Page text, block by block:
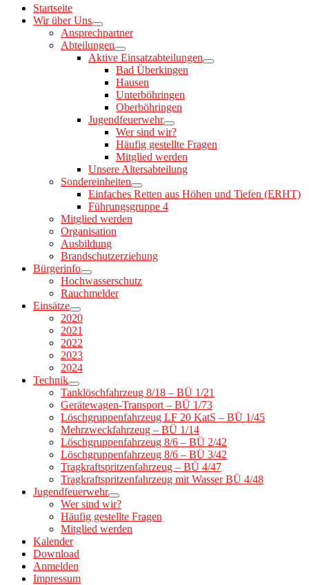
Startseite
Wir über Uns
Ansprechpartner
Abteilungen
Aktive Einsatzabteilungen
Bad Überkingen
Hausen
Unterböhringen
Oberböhringen
Jugendfeuerwehr
Wer sind wir?
Häufig gestellte Fragen
Mitglied werden
Unsere Altersabteilung
Sondereinheiten
Einfaches Retten aus Höhen und Tiefen (ERHT)
Führungsgruppe 4
Mitglied werden
Organisation
Ausbildung
Brandschutzerziehung
Bürgerinfo
Hochwasserschutz
Rauchmelder
Einsätze
2020
2021
2022
2023
2024
Technik
Tanklöschfahrzeug 8/18 – BÜ 1/21
Gerätewagen-Transport – BÜ 1/73
Löschgruppenfahrzeug LF 20 KatS – BÜ 1/45
Mehrzweckfahrzeug – BÜ 1/14
Löschgruppenfahrzeug 8/6 – BÜ 2/42
Löschgruppenfahrzeug 8/6 – BÜ 3/42
Tragkraftspritzenfahrzeug – BÜ 4/47
Tragkraftspritzenfahrzeug mit Wasser BÜ 4/48
Jugendfeuerwehr
Wer sind wir?
Häufig gestellte Fragen
Mitglied werden
Kalender
Download
Anmelden
Impressum